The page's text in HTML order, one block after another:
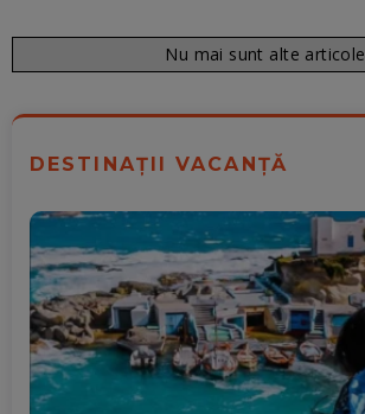
Nu mai sunt alte articole
DESTINAȚII VACANȚĂ